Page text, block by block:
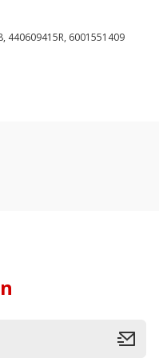
440609415R, 6001551409